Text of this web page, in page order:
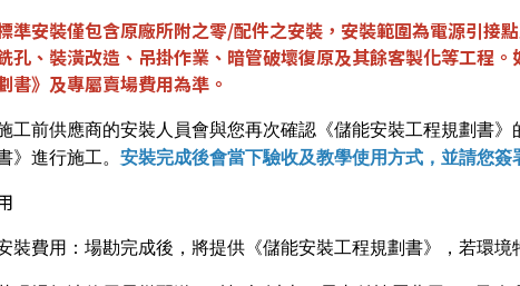
準安裝僅包含原廠所附之零/配件之安裝，安裝範圍為電源引
孔、裝潢改造、吊掛作業、暗管破壞復原及其餘客製化等工程
書》及專屬賣場費用為準。
工前供應商的安裝人員會與您再次確認《儲能安裝工程規劃書
》進行施工。 安裝完成後會當下驗收及教學使用方式，並請您簽
裝費用：場勘完成後，將提供《儲能安裝工程規劃書》，若環